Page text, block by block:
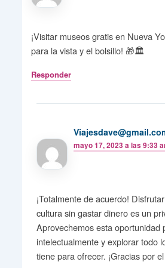
¡Visitar museos gratis en Nueva
para la vista y el bolsillo! 🎁🏛️
Responder
mayo 17, 2023 a las 9:33
¡Totalmente de acuerdo!
cultura sin gastar dinero es un
Aprovechemos esta oportunidad
intelectualmente y explorar todo
tiene para ofrecer. ¡Gracias por